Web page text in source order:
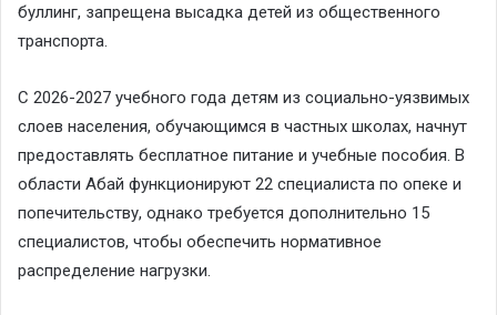
буллинг, запрещена высадка детей из общественного
транспорта.
С 2026-2027 учебного года детям из социально-уязвимых
слоев населения, обучающимся в частных школах, начнут
предоставлять бесплатное питание и учебные пособия. В
области Абай функционируют 22 специалиста по опеке и
попечительству, однако требуется дополнительно 15
специалистов, чтобы обеспечить нормативное
распределение нагрузки.